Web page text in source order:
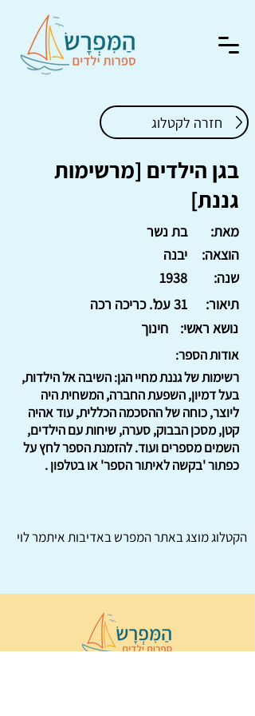
חזרה לקטלוג
בגן הילדים [מרשימות
גננת]
בת נשר
מאת:
יבנה
הוצאה:
1938
שנה:
31 עמ'. כריכה רכה
תיאור:
חינוך
נושא ראשי:
אודות הספר:
רשימות של גננת מחיי הגן: השיבה אל הילדות,
בעל דמיון, השפעת החברה, המשחית היה
ליוצר, כוחה של ההסכמה הכללית, עוד אהיה
קטן, מסכן הבבוק, סערה, שיחות עם הילדים,
השמים מספרים ועוד. להזמנת הספר לחץ על
כפתור 'בקשה לאיתור הספר' או בטלפון .
הקטלוג מוצג באתרהמפרשבאדיבות איתמר לוי